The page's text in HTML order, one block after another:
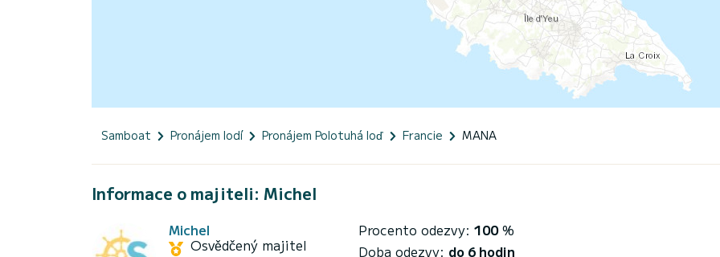
Samboat Pronájem lodí Pronájem Polotuhá loď Francie MANA
Informace o majiteli: Michel
Michel
Osvědčený majitel
Procento odezvy: 100%
Doba odezvy: do 6 hodin